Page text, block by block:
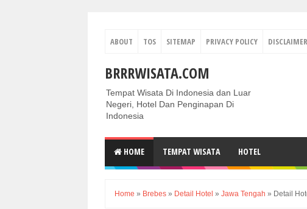
ABOUT TOS SITEMAP PRIVACY POLICY DISCLAIMER
BRRRWISATA.COM
Tempat Wisata Di Indonesia dan Luar
Negeri, Hotel Dan Penginapan Di
Indonesia
HOME TEMPAT WISATA HOTEL
Home » Brebes » Detail Hotel » Jawa Tengah » Detail